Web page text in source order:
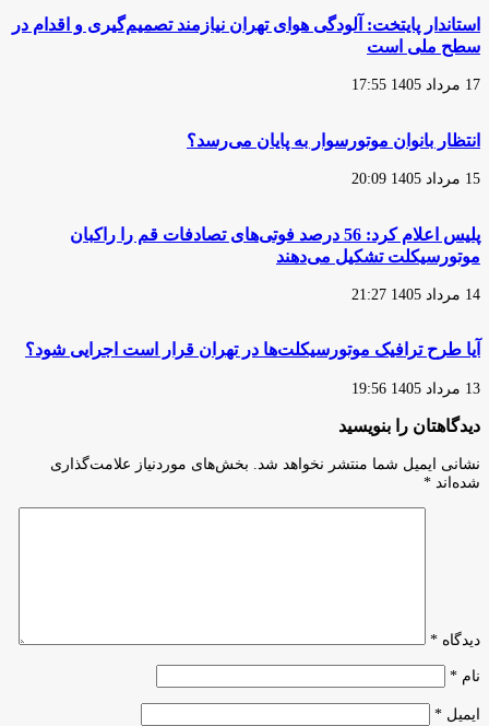
و
موتورسیکلت‌ها
۱۰
هزار
نفر
حوادث
اول
1404
استاندار پایتخت: آلودگی هوای تهران نیازمند تصمیم‌گیری و اقدام در
سطح ملی است
17 مرداد 1405 17:55
انتظار بانوان موتورسوار به پایان می‌رسد؟
15 مرداد 1405 20:09
پلیس اعلام کرد: 56 درصد فوتی‌های تصادفات قم را راکبان
موتورسیکلت تشکیل می‌دهند
14 مرداد 1405 21:27
آیا طرح ترافیک موتورسیکلت‌ها در تهران قرار است اجرایی شود؟
13 مرداد 1405 19:56
دیدگاهتان را بنویسید
نشانی ایمیل شما منتشر نخواهد شد. بخش‌های موردنیاز علامت‌گذاری
شده‌اند *
دیدگاه *
نام *
ایمیل *